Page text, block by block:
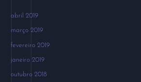
abril 2019
março 2019
fevereiro 2019
janeiro 2019
outubro 2018